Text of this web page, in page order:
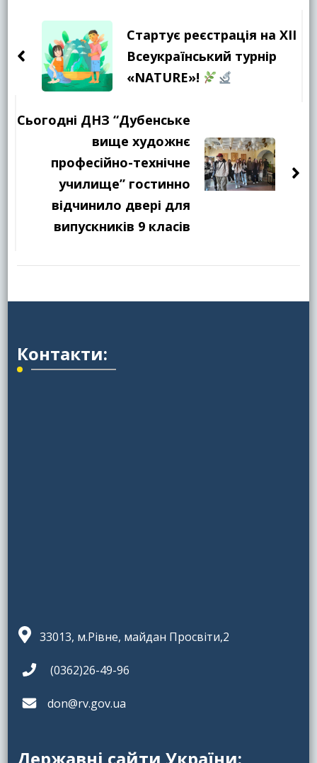
запису
Стартує реєстрація на ХІІ
Всеукраїнський турнір
«NATURE»!
Сьогодні ДНЗ “Дубенське
вище художнє
професійно-технічне
училище” гостинно
відчинило двері для
випускників 9 класів
Контакти:
33013, м.Рівне, майдан Просвіти,2
(0362)26-49-96
don@rv.gov.ua